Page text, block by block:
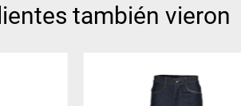
también vieron